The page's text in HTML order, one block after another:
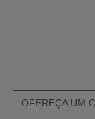
OFEREÇA UM